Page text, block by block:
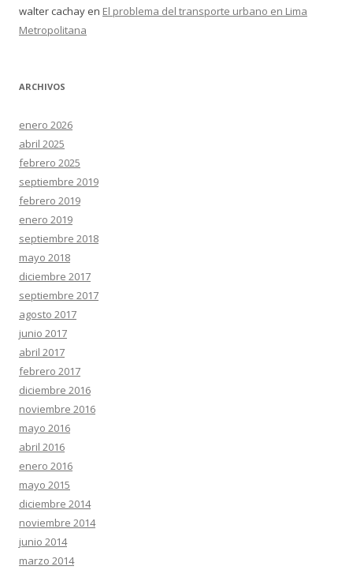
walter cachay en El problema del transporte urbano en Lima
Metropolitana
ARCHIVOS
enero 2026
abril 2025
febrero 2025
septiembre 2019
febrero 2019
enero 2019
septiembre 2018
mayo 2018
diciembre 2017
septiembre 2017
agosto 2017
junio 2017
abril 2017
febrero 2017
diciembre 2016
noviembre 2016
mayo 2016
abril 2016
enero 2016
mayo 2015
diciembre 2014
noviembre 2014
junio 2014
marzo 2014